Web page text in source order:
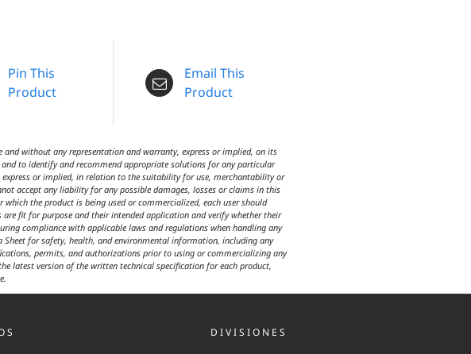
Pin This
Product
Email This
Product
and without any representation and warranty, express or implied, on its
to identify and recommend appropriate solutions for any particular
or implied, in relation to the suitability for use, merchantability or
accept any liability for any possible damages, losses or claims in this
the product is being used or commercialized, each user should
fit for purpose and their intended application and verify whether their
compliance with applicable laws and regulations when handling any
for safety, health, and environmental information, including any
permits, and authorizations prior to using or commercializing any
latest version of the written technical specification for each product,
DIVISIONES